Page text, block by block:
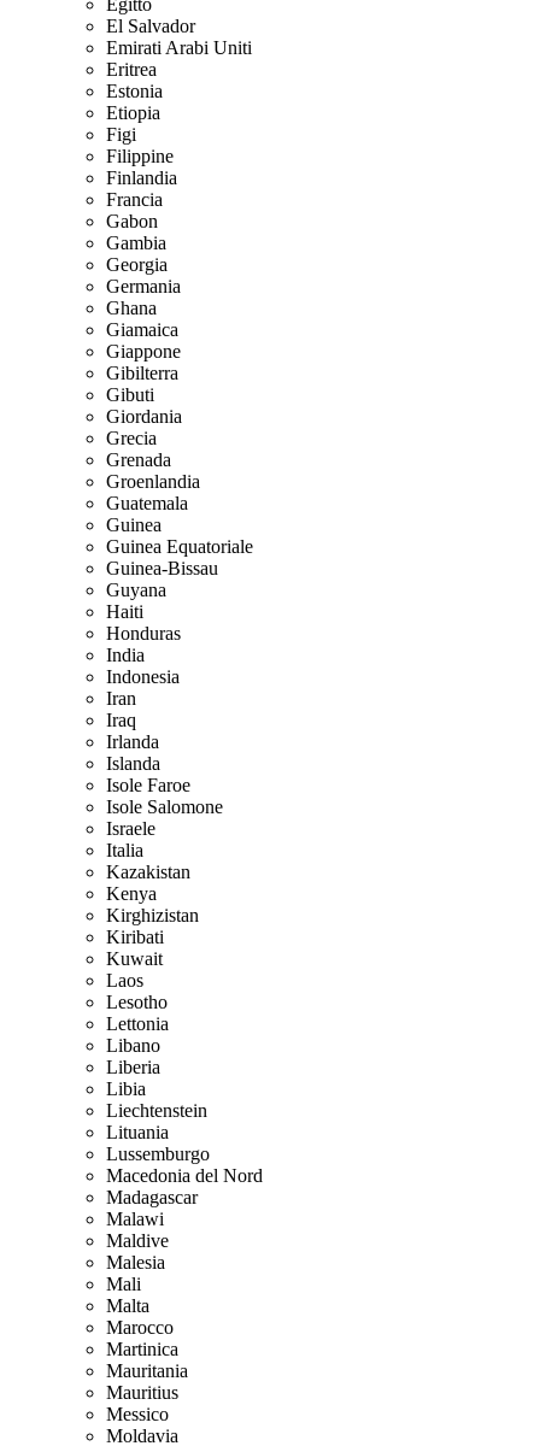
Egitto
El Salvador
Emirati Arabi Uniti
Eritrea
Estonia
Etiopia
Figi
Filippine
Finlandia
Francia
Gabon
Gambia
Georgia
Germania
Ghana
Giamaica
Giappone
Gibilterra
Gibuti
Giordania
Grecia
Grenada
Groenlandia
Guatemala
Guinea
Guinea Equatoriale
Guinea-Bissau
Guyana
Haiti
Honduras
India
Indonesia
Iran
Iraq
Irlanda
Islanda
Isole Faroe
Isole Salomone
Israele
Italia
Kazakistan
Kenya
Kirghizistan
Kiribati
Kuwait
Laos
Lesotho
Lettonia
Libano
Liberia
Libia
Liechtenstein
Lituania
Lussemburgo
Macedonia del Nord
Madagascar
Malawi
Maldive
Malesia
Mali
Malta
Marocco
Martinica
Mauritania
Mauritius
Messico
Moldavia